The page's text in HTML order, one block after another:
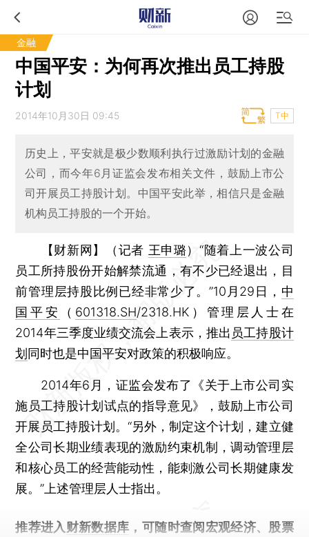
金融
中国平安：为何再次推出员工持股
计划
2014年10月30日 09:45 T中
历史上，平安就是极少数顺利执行过激励计划的金融
公司，而今年6月证监会发布相关文件，鼓励上市公
司开展员工持股计划。中国平安此举，相信只是金融
机构员工持股的一个开始。
【财新网】（记者 王申璐）“随着上一波公司
员工所持股份开始解禁流通，有不少已经退出，目
前管理层持股比例已经非常少了。”10月29日， 中
国平安
（ 601318.SH/2318.HK）管理层人士在
2014年三季度业绩交流会上表示，推出 员工持股计
划 同时也是中国平安对政策的积极响应。
2014年6月，证监会发布了《关于上市公司实
施员工持股计划试点的指导意见》，鼓励上市公司
开展员工持股计划。“另外，制定这个计划，建立健
全公司长期业绩表现的激励约束机制，调动管理层
和核心员工的经营能动性，能刺激公司长期健康发
展。”上述管理层人士指出。
推荐进入 财新数据库 ，可随时查阅宏观经济、股票